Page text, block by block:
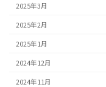
2025年3月
2025年2月
2025年1月
2024年12月
2024年11月